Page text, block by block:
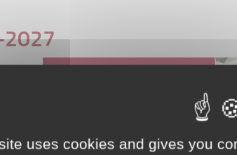
2027
uses cookies and gives you